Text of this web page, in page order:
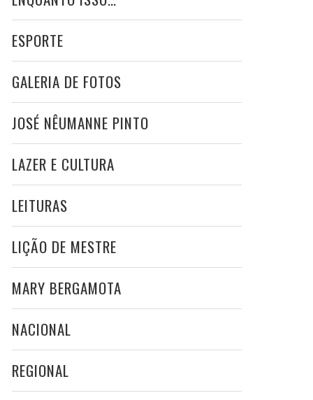
ESPORTE
GALERIA DE FOTOS
JOSÉ NÊUMANNE PINTO
LAZER E CULTURA
LEITURAS
LIÇÃO DE MESTRE
MARY BERGAMOTA
NACIONAL
REGIONAL